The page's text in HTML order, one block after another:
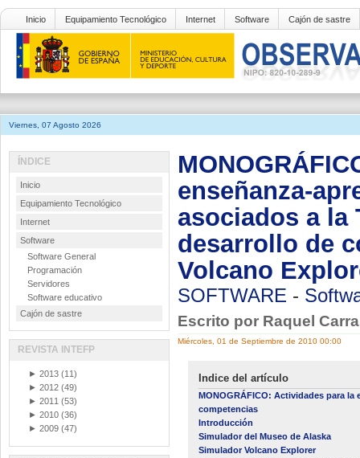
Inicio Equipamiento Tecnológico Internet Software Cajón de sastre
Viernes, 07 Agosto 2026
enseñanza-
asociados a la
desarrollo de
Volcano
SOFTWARE -
Escrito por Raquel
Miércoles, 01 de Septiembre de 2010 00:00
Indice del artículo
MONOGRÁFICO: Actividades para
competencias
Introducción
Simulador del Museo de Alaska
Simulador Volcano Explorer
ÍNDICE
Inicio
Equipamiento Tecnológico
Internet
Software
Software General
Programación
Servidores
Software educativo
Cajón de sastre
REVISTA INTEFP
► 2013 (11)
► 2012 (49)
► 2011 (53)
► 2010 (36)
► 2009 (47)